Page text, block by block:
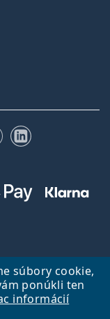
súbory cookie,
ponúkli ten
informácií
YouTubeLinkedIn